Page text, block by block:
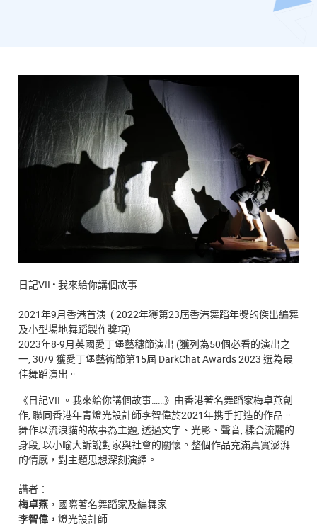
日記VII • 我來給你講個故事......
2021年9月香港首演 ( 2022年獲第23屆香港舞蹈年獎的傑出編舞
及小型場地舞蹈製作獎項)
2023年8-9月英國愛丁堡藝穗節演出 (獲列為50個必看的演出之
一, 30/9 獲愛丁堡藝術節第15屆 DarkChat Awards 2023 選為最
佳舞蹈演出。
《日記VII 。我來給你講個故事……》由香港著名舞蹈家梅卓燕創
作, 聯同香港年青燈光設計師李智偉於2021年携手打造的作品。
舞作以流浪貓的故事為主題, 透過文字、光影、聲音, 糅合流麗的
身段, 以小喻大訴說對家與社會的關懷。整個作品充滿真實澎湃
的情感，對主題思想深刻演繹。
講者：
梅卓燕 ，國際著名舞蹈家及編舞家
李智偉， 燈光設計師